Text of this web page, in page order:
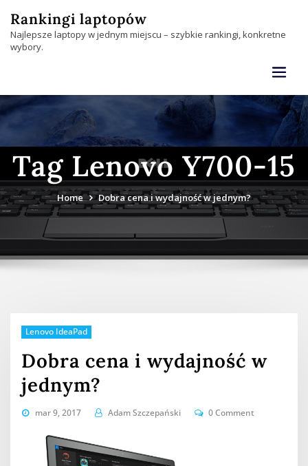
content
Rankingi laptopów
Najlepsze laptopy w jednym miejscu – szybkie rankingi, konkretne
wybory.
Tag Lenovo Y700-15
Home Dobra cena i wydajność w jednym?
Lenovo IdeaPad
Dobra cena i wydajność w
jednym?
mar 9, 2017 Adam Szczepański 0 Comment